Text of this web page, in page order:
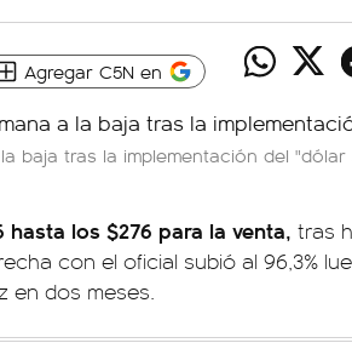
Agregar C5N en
baja tras la implementación del "dólar
hasta los $276 para la venta, tras
con el oficial subió al 96,3%
en dos meses.